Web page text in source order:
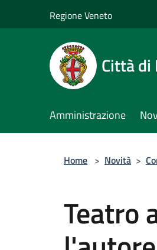
Regione Veneto
Città
Amministrazione
Home > Novità >
Teatro